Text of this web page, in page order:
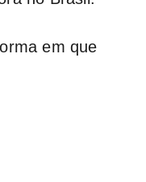
em que